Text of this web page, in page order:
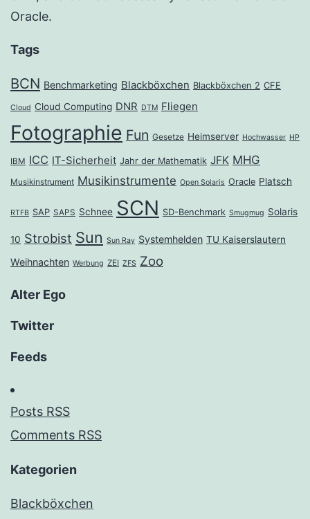
Oracle.
Tags
BCN Benchmarketing Blackböxchen Blackböxchen 2 CFE
Cloud Cloud Computing DNR DTM Fliegen
Fotographie Fun Gesetze Heimserver Hochwasser HP
IBM ICC IT-Sicherheit Jahr der Mathematik JFK MHG
Musikinstrument Musikinstrumente Open Solaris Oracle Platsch
RTFB SAP SAPS Schnee SCN SD-Benchmark Smugmug Solaris
10 Strobist Sun Sun Ray Systemhelden TU Kaiserslautern
Weihnachten Werbung ZEI ZFS Zoo
Alter Ego
Twitter
Feeds
Posts RSS
Comments RSS
Kategorien
Blackböxchen